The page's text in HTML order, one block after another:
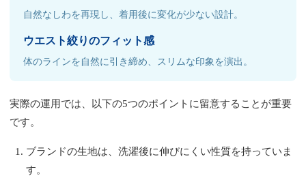
自然なしわを再現し、着用後に変化が少ない設計。
ウエスト絞りのフィット感
体のラインを自然に引き締め、スリムな印象を演出。
実際の運用では、以下の5つのポイントに留意することが重要
です。
ブランドの生地は、洗濯後に伸びにくい性質を持っていま
す。